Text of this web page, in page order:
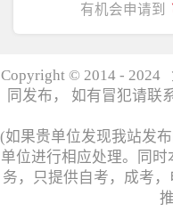
有机会申请到
Copyright © 2014 - 2024
同发布， 如有冒犯请联
(如果贵单位发现我站发
单位进行相应处理。同
务，只提供自考，成考